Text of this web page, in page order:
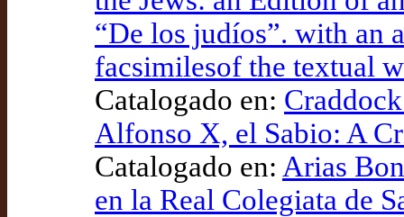
“De los judíos”. with an
facsimilesof the textual
Catalogado en:
Alfonso X, el Sabio: A
Catalogado en: Arias
en la Real Colegiata de